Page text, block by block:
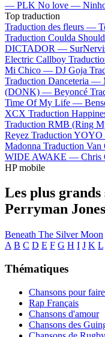
— PLK No love —
Top traduction
Traduction des fleurs —
Traduction Coulda
DICTADOR —
Electric Callboy
Mi Chico — DJ Goja
Traduction Danceteria —
(DONK) — Beyoncé
Time Of My Life —
XCX Traduction
Traduction RMB (Ring
Reyez Traduction
Madonna Traduction
WIDE AWAKE — Chris
HP mobile
Les plus
Perryman Jones
Beneath The Silver Moon
A B C D E F G H I J K L
Thématiques
Chansons pour
Rap Français
Chansons d'amour
Chansons des